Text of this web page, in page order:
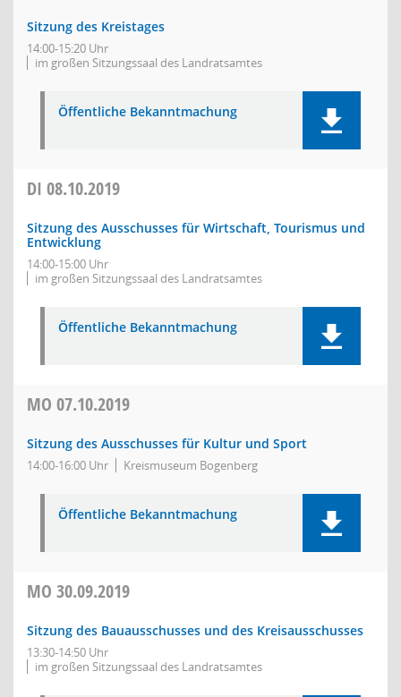
Sitzung des Kreistages
14:00-15:20 Uhr
im großen Sitzungssaal des Landratsamtes
Öffentliche Bekanntmachung
DI 08.10.2019
Sitzung des Ausschusses für Wirtschaft, Tourismus und
Entwicklung
14:00-15:00 Uhr
im großen Sitzungssaal des Landratsamtes
Öffentliche Bekanntmachung
MO 07.10.2019
Sitzung des Ausschusses für Kultur und Sport
14:00-16:00 Uhr Kreismuseum Bogenberg
Öffentliche Bekanntmachung
MO 30.09.2019
Sitzung des Bauausschusses und des Kreisausschusses
13:30-14:50 Uhr
im großen Sitzungssaal des Landratsamtes